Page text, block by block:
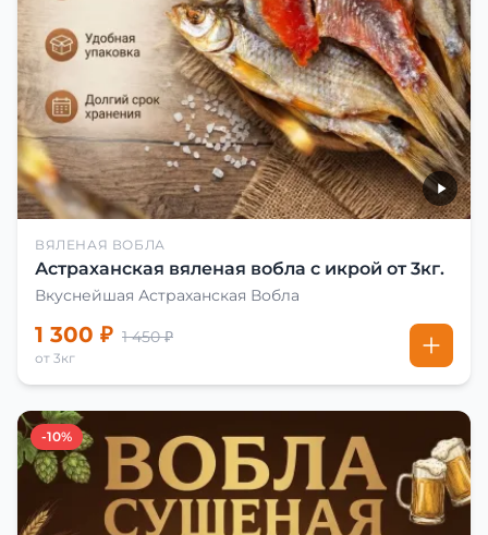
ВЯЛЕНАЯ ВОБЛА
Астраханская вяленая вобла с икрой от 3кг.
Вкуснейшая Астраханская Вобла
1 300 ₽ 1 450 ₽
от 3кг
-10%